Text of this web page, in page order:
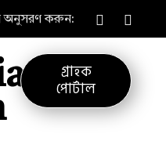
অনুসরণ করুন:
গ্রাহক
পোর্টাল
Bwin